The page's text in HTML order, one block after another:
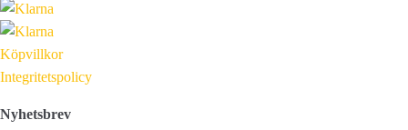
Köpvillkor
Integritetspolicy
Nyhetsbrev